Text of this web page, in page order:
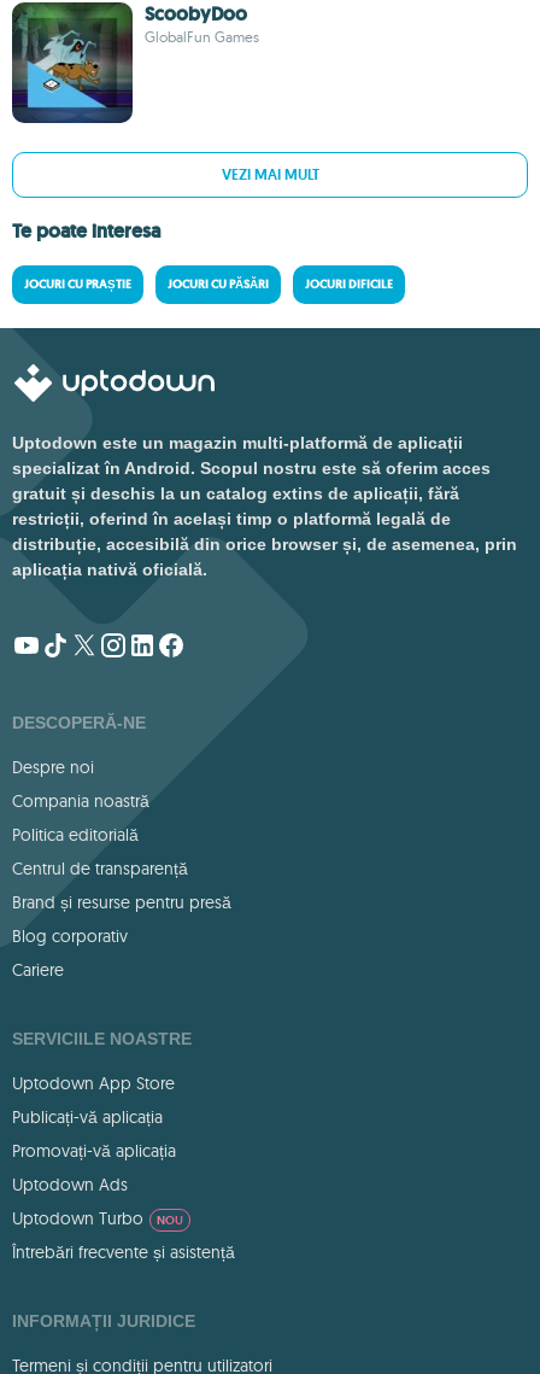
ScoobyDoo
GlobalFun Games
VEZI MAI MULT
Te poate interesa
JOCURI CU PRAȘTIE JOCURI CU PĂSĂRI JOCURI DIFICILE
Uptodown este un magazin multi-platformă de aplicații
specializat în Android. Scopul nostru este să oferim acces
gratuit și deschis la un catalog extins de aplicații, fără
restricții, oferind în același timp o platformă legală de
distribuție, accesibilă din orice browser și, de asemenea, prin
aplicația nativă oficială.
DESCOPERĂ-NE
Despre noi
Compania noastră
Politica editorială
Centrul de transparență
Brand și resurse pentru presă
Blog corporativ
Cariere
SERVICIILE NOASTRE
Uptodown App Store
Publicați-vă aplicația
Promovați-vă aplicația
Uptodown Ads
Uptodown Turbo
NOU
Întrebări frecvente și asistență
INFORMAȚII JURIDICE
Termeni și condiții pentru utilizatori